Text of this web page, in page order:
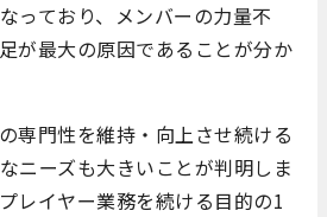
っており、メンバーの力量不
が最大の原因であることが分か
専門性を維持・向上させ続ける
ニーズも大きいことが判明しま
レイヤー業務を続ける目的の1